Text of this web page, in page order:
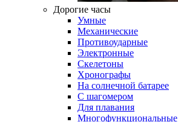
Дорогие часы
Умные
Механические
Противоударные
Электронные
Скелетоны
Хронографы
На солнечной батарее
С шагомером
Для плавания
Многофункциональные